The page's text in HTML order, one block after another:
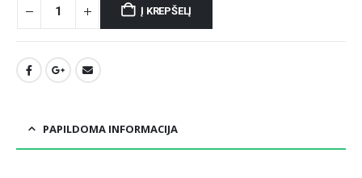
Į KREPŠELĮ
PAPILDOMA INFORMACIJA